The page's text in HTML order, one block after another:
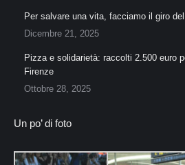
Per salvare una vita, facciamo il giro
Dicembre 21, 2025
Pizza e solidarietà: raccolti 2.500 euro
Firenze
Ottobre 28, 2025
Un po’ di foto